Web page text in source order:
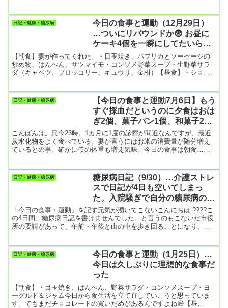
ーもお茶も飲み、果物（大きな梨1個やイチジク6個）も食べたりし
た後なので、その分最低１.5㎏は増えているかも。 先週、モンスタ
ー襲来先週金曜日（17日）、「モンスターばあさん」が襲来して
日記・健康・糖尿病
今日の食事と運動（12月29日）
…ついにリバウンドか😨 お昼に
ケーキ4個を一瞬にしてたいらげ
る！
【朝食】妻が作ってくれた。・目玉焼き、パプリカとソーセージの
炒め物、はんぺん、サツマイモ・コンソメ野菜スープ・生野菜サラ
ダ（キャベツ、ブロッコリー、キュウリ、金柑）【昼食】・ショー
妻には内緒で食べた。（これ糖尿病患者のあるある！）食べてしま
ったものはしようがないので、血糖値スパイクを防ぐため直後に散
歩に出かけた。（6700歩）効果あるかな？ないよね。食べた総エネ
日記・健康・糖尿病
【今日の食事と運動7月6日】もう
すぐ採血だというのに夕食はおは
ぎ2個、菓子パン1個、和菓子2
個、アイスクリーム1個
こんばんは。只今23時。1カ月に1度の診察が間近なんですが、最近
炭水化物をよく食べている。妻が言うにはお米の消費量が随分増え
ているとの事。確かに僕の体重も増え気味。今日の食事は朝食…煮
から食事を作れなかったんです。まあ、夜になって何とかプリンと
かゼリーを食べられるようになったけど。僕もなんだか元気が出な
くて散歩もやる気が起こらなかったけど、甘いものばっかり食べて
日記・健康・糖尿病
糖尿病日記（9/30）…介護ストレ
スで日記が4日も空いてしまっ
た。入院騒ぎで自分の糖尿病の心
配どころではない。
「今日の食事・運動」を記す元気が湧いてこないこんにちは ????こ
の4日間、糖尿病日記を書けませんでした。と言うのもこないだ市役
所の要請があって、午前・午後と山の中を歩き回ることになり、完
たきだすことに。かなりのエネルギー消費をしたはずなんですが、
夕食を食べたその夜、結局、甘いお菓子をわざわざ買い出しに行
き、たらふく食べてしまった。＿|￣|○どれくらい食べたかって？山
日記・健康・糖尿病
今日の食事と運動（1月25日）…
今日は久しぶりに理想的な食事だ
った
【朝食】・目玉焼き、はんぺん、野菜サラダ・コンソメスープ・ヨ
ーグルト＆ジャム今日から食生活を立て直していこうと思っていま
す。でもまだチョコレートの買いだめがあるんですよね😅【昼